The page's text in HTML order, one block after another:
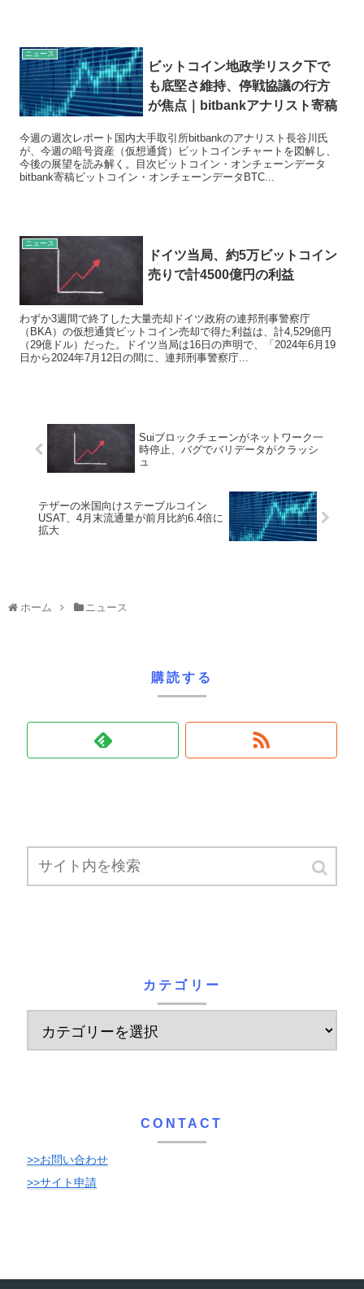
ニュース
ビットコイン地政学リスク下で
も底堅さ維持、停戦協議の行方
が焦点｜bitbankアナリスト寄稿
今週の週次レポート国内大手取引所bitbankのアナリスト長谷川氏
が、今週の暗号資産（仮想通貨）ビットコインチャートを図解し、
今後の展望を読み解く。目次ビットコイン・オンチェーンデータ
bitbank寄稿ビットコイン・オンチェーンデータBTC...
ニュース
ドイツ当局、約5万ビットコイン
売りで計4500億円の利益
わずか3週間で終了した大量売却ドイツ政府の連邦刑事警察庁
（BKA）の仮想通貨ビットコイン売却で得た利益は、計4,529億円
（29億ドル）だった。ドイツ当局は16日の声明で、「2024年6月19
日から2024年7月12日の間に、連邦刑事警察庁...
Suiブロックチェーンがネットワーク一
時停止、バグでバリデータがクラッシ
ュ
テザーの米国向けステーブルコイン
USAT、4月末流通量が前月比約6.4倍に
拡大
ホーム ニュース
購読する
カテゴリー
CONTACT
>>お問い合わせ
>>サイト申請